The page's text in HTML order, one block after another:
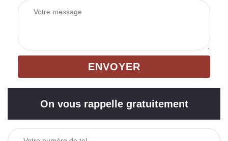
On vous rappelle gratuitement